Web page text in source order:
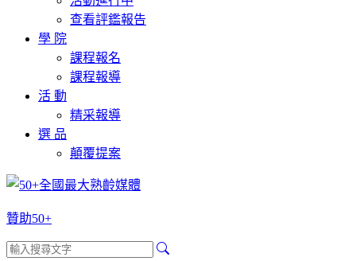
查看評鑑報告
學 院
課程報名
課程報導
活 動
精采報導
選 品
顛覆提案
贊助50+